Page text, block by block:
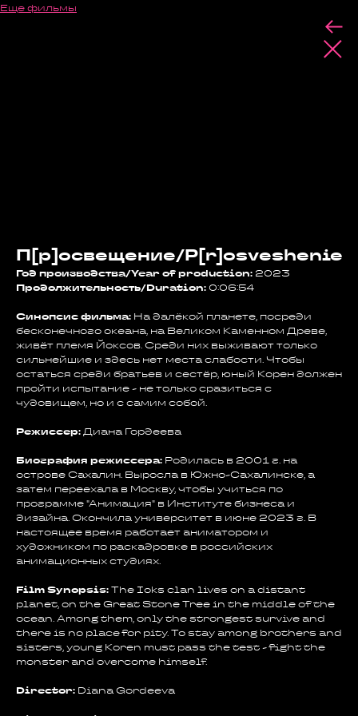
Еще фильмы
П[р]освещение/P[r]osveshenie
Год производства/Year of production: 2023
Продолжительность/Duration: 0:06:54
Синопсис фильма: На далёкой планете, посреди
бесконечного океана, на Великом Каменном Древе,
живёт племя Йоксов. Среди них выживают только
сильнейшие и здесь нет места слабости. Чтобы
остаться среди братьев и сестёр, юный Корен должен
пройти испытание - не только сразиться с
чудовищем, но и с самим собой.
Режиссер:Диана Гордеева
Биография режиссера: Родилась в 2001 г. на
острове Сахалин. Выросла в Южно-Сахалинске, а
затем переехала в Москву, чтобы учиться по
программе "Анимация" в Институте бизнеса и
дизайна. Окончила университет в июне 2023 г. В
настоящее время работает аниматором и
художником по раскадровке в российских
анимационных студиях.
Film Synopsis:The Ioks clan lives on a distant
planet, on the Great Stone Tree in the middle of the
ocean. Among them, only the strongest survive and
there is no place for pity. To stay among brothers and
sisters, young Koren must pass the test - fight the
monster and overcome himself.
Director: Diana Gordeeva